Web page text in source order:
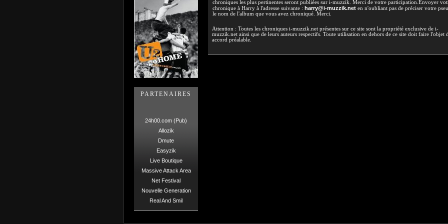
PARTENAIRES
24h00.com (Pub)
Allozik
Dmute
Easyzik
Live Boutique
Massive Attack Area
Net Festival
Nouvelle Generation
Real And Smil
chroniques les plus pertinentes seront publiées sur i-muzzik. Merci de votre participation.Envoyer
chronique à Harry à l'adresse suivante : harry@i-muzzik.neten n'oubliant pas de préciser votre
le nom de l'album que vous avez chroniqué. Merci.
Attention : Toutes les chroniques i-muzzik.net présentes sur ce site sont la propriété exclusive de i-
muzzik.net ainsi que de leurs auteurs respectifs. Toute utilisation en dehors de ce site doit faire l'objet
accord préalable.